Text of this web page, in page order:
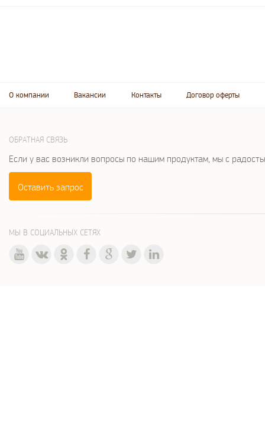
О компании Вакансии Контакты Договор оферты
ОБРАТНАЯ СВЯЗЬ
Если у вас возникли вопросы по нашим продуктам, мы с
Оставить запрос
МЫ В СОЦИАЛЬНЫХ СЕТЯХ